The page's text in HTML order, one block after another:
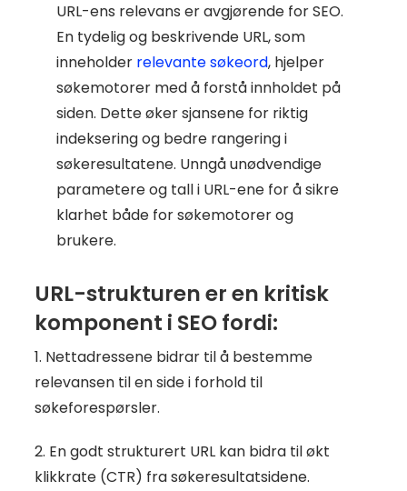
URL-ens relevans er avgjørende for SEO.
En tydelig og beskrivende URL, som
inneholder relevante søkeord, hjelper
søkemotorer med å forstå innholdet på
siden. Dette øker sjansene for riktig
indeksering og bedre rangering i
søkeresultatene. Unngå unødvendige
parametere og tall i URL-ene for å sikre
klarhet både for søkemotorer og
brukere.
URL-strukturen er en kritisk
komponent i SEO fordi:
1. Nettadressene bidrar til å bestemme
relevansen til en side i forhold til
søkeforespørsler.
2. En godt strukturert URL kan bidra til økt
klikkrate (CTR) fra søkeresultatsidene.